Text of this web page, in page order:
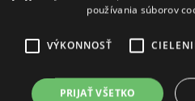
používania súborov
VÝKONNOSŤ
PRIJAŤ VŠETKO